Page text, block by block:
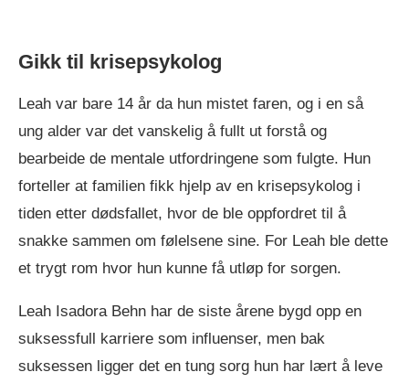
Gikk til krisepsykolog
Leah var bare 14 år da hun mistet faren, og i en så
ung alder var det vanskelig å fullt ut forstå og
bearbeide de mentale utfordringene som fulgte. Hun
forteller at familien fikk hjelp av en krisepsykolog i
tiden etter dødsfallet, hvor de ble oppfordret til å
snakke sammen om følelsene sine. For Leah ble dette
et trygt rom hvor hun kunne få utløp for sorgen.
Leah Isadora Behn har de siste årene bygd opp en
suksessfull karriere som influenser, men bak
suksessen ligger det en tung sorg hun har lært å leve